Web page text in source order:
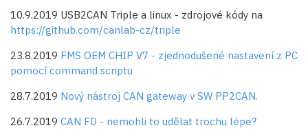
10.9.2019 USB2CAN Triple a linux - zdrojové kódy na
https://github.com/canlab-cz/triple
23.8.2019 FMS OEM CHIP V7 - zjednodušené nastavení z PC
pomocí command scriptu
28.7.2019 Nový nástroj CAN gateway v SW PP2CAN.
26.7.2019 CAN FD - nemohli to udělat trochu lépe?